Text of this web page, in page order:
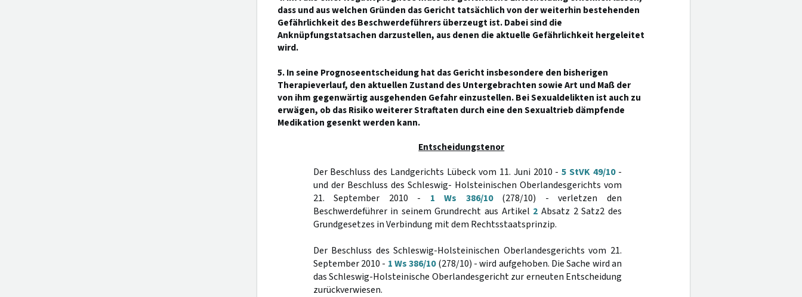
dass und aus welchen Gründen das Gericht tatsächlich von der weiterhin bestehenden
Gefährlichkeit des Beschwerdeführers überzeugt ist. Dabei sind die
Anknüpfungstatsachen darzustellen, aus denen die aktuelle Gefährlichkeit hergeleitet
wird.
5. In seine Prognoseentscheidung hat das Gericht insbesondere den bisherigen
Therapieverlauf, den aktuellen Zustand des Untergebrachten sowie Art und Maß der
von ihm gegenwärtig ausgehenden Gefahr einzustellen. Bei Sexualdelikten ist auch zu
erwägen, ob das Risiko weiterer Straftaten durch eine den Sexualtrieb dämpfende
Medikation gesenkt werden kann.
Entscheidungstenor
Der Beschluss des Landgerichts Lübeck vom 11. Juni 2010 -5 StVK 49/10-
und der Beschluss des Schleswig- Holsteinischen Oberlandesgerichts vom
21. September 2010 - 1 Ws 386/10(278/10) - verletzen den
Beschwerdeführer in seinem Grundrecht aus Artikel 2 Absatz 2 Satz2 des
Grundgesetzes in Verbindung mit dem Rechtsstaatsprinzip.
Der Beschluss des Schleswig-Holsteinischen Oberlandesgerichts vom 21.
September 2010 - 1 Ws 386/10(278/10) - wird aufgehoben. Die Sache wird an
das Schleswig-Holsteinische Oberlandesgericht zur erneuten Entscheidung
zurückverwiesen.